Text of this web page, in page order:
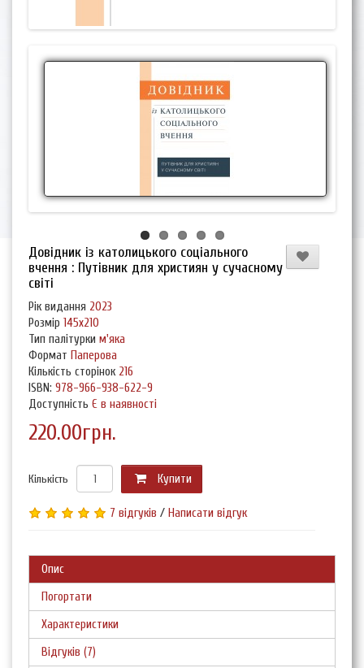
Довідник із католицького соціального
вчення : Путівник для християн у сучасному
світі
Рік видання 2023
Розмір 145х210
Тип палітурки м'яка
Формат Паперова
Кількість сторінок 216
ISBN: 978-966-938-622-9
Доступність Є в наявності
220.00грн.
Кількість Купити
7 відгуків / Написати відгук
Опис
Погортати
Характеристики
Відгуків (7)